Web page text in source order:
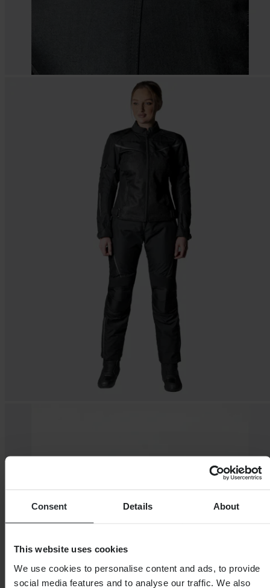
Consent Details About
This website uses cookies
We use cookies to personalise content and ads, to provide
social media features and to analyse our traffic. We also